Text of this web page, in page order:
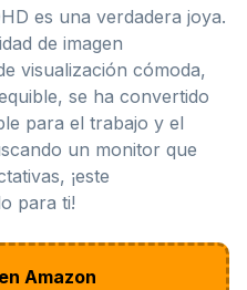
es una verdadera joya.
de imagen
visualización cómoda,
se ha convertido
para el trabajo y el
un monitor que
¡este
para ti!
Amazon